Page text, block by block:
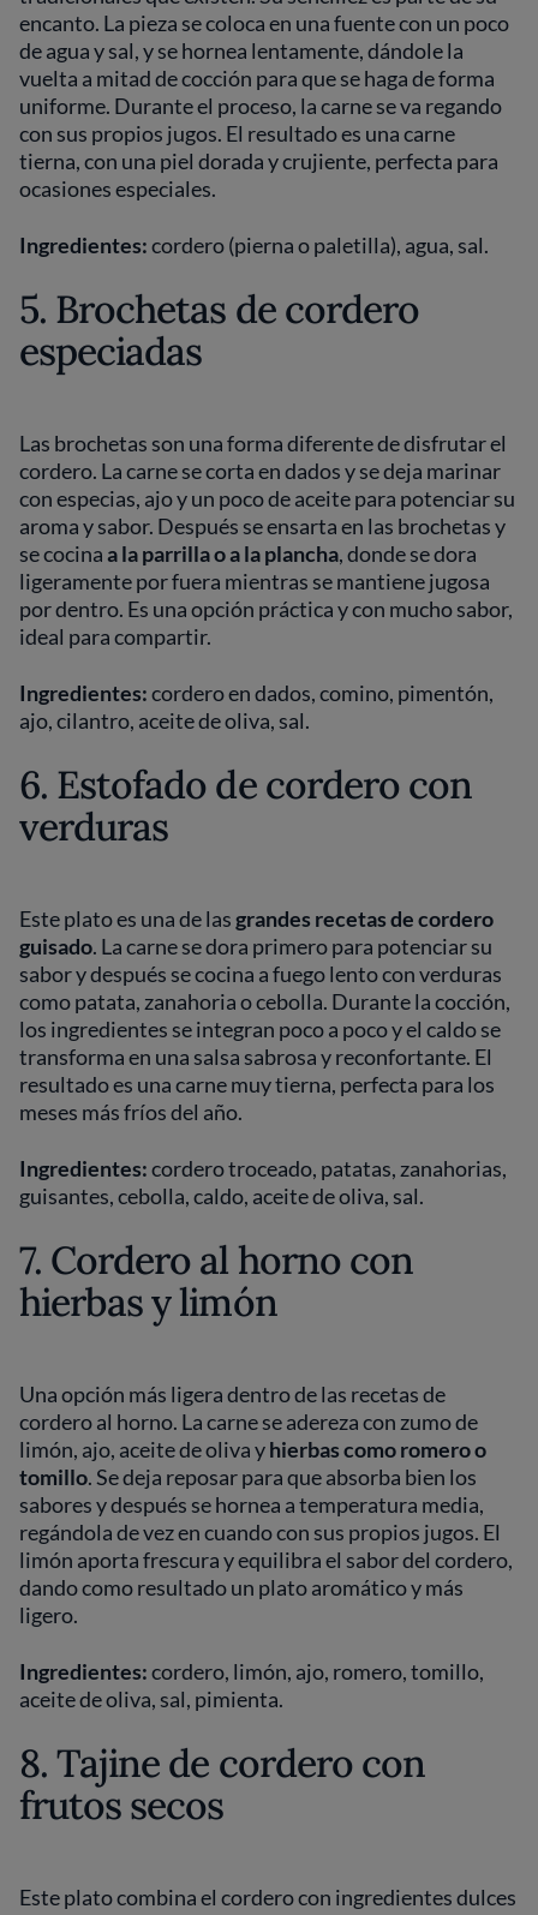
encanto. La pieza se coloca en una fuente con un poco
de agua y sal, y se hornea lentamente, dándole la
vuelta a mitad de cocción para que se haga de forma
uniforme. Durante el proceso, la carne se va regando
con sus propios jugos. El resultado es una carne
tierna, con una piel dorada y crujiente, perfecta para
ocasiones especiales.
Ingredientes:cordero (pierna o paletilla), agua, sal.
5. Brochetas de cordero
especiadas
Las brochetas son una forma diferente de disfrutar el
cordero. La carne se corta en dados y se deja marinar
con especias, ajo y un poco de aceite para potenciar su
aroma y sabor. Después se ensarta en las brochetas y
se cocinaa la parrilla o a la plancha, donde se dora
ligeramente por fuera mientras se mantiene jugosa
por dentro. Es una opción práctica y con mucho sabor,
ideal para compartir.
Ingredientes:cordero en dados, comino, pimentón,
ajo, cilantro, aceite de oliva, sal.
6. Estofado de cordero con
verduras
Este plato es una de lasgrandes recetas de cordero
guisado. La carne se dora primero para potenciar su
sabor y después se cocina a fuego lento con verduras
como patata, zanahoria o cebolla. Durante la cocción,
los ingredientes se integran poco a poco y el caldo se
transforma en una salsa sabrosa y reconfortante. El
resultado es una carne muy tierna, perfecta para los
meses más fríos del año.
Ingredientes:cordero troceado, patatas, zanahorias,
guisantes, cebolla, caldo, aceite de oliva, sal.
7. Cordero al horno con
hierbas y limón
Una opción más ligera dentro de las recetas de
cordero al horno. La carne se adereza con zumo de
limón, ajo, aceite de oliva yhierbas como romero o
tomillo. Se deja reposar para que absorba bien los
sabores y después se hornea a temperatura media,
regándola de vez en cuando con sus propios jugos. El
limón aporta frescura y equilibra el sabor del cordero,
dando como resultado un plato aromático y más
ligero.
Ingredientes:cordero, limón, ajo, romero, tomillo,
aceite de oliva, sal, pimienta.
8. Tajine de cordero con
frutos secos
Este plato combina el cordero con ingredientes dulces